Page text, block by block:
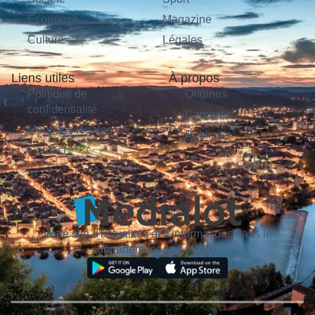
Économie
Culture
Magazine
Légales
Liens utiles
Politique de
confidentialité
Mentions légales
Contact
À propos
Origines
Carrières
Publicité
Votre site d'actualités et d'informations dans le
département du Lot (46).